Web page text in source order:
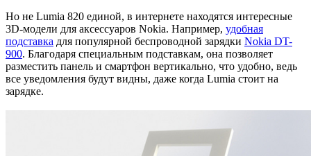
Но не Lumia 820 единой, в интернете находятся интересные
3D-модели для аксессуаров Nokia. Например, удобная
подставка для популярной беспроводной зарядки Nokia DT-
900. Благодаря специальным подставкам, она позволяет
разместить панель и смартфон вертикально, что удобно, ведь
все уведомления будут видны, даже когда Lumia стоит на
зарядке.